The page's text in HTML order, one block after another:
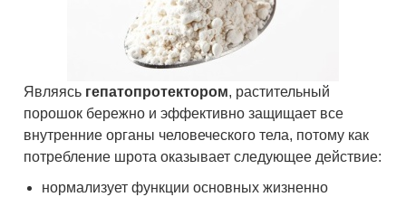
Являясь гепатопротектором, растительный
порошок бережно и эффективно защищает все
внутренние органы человеческого тела, потому как
потребление шрота оказывает следующее действие:
нормализует функции основных жизненно